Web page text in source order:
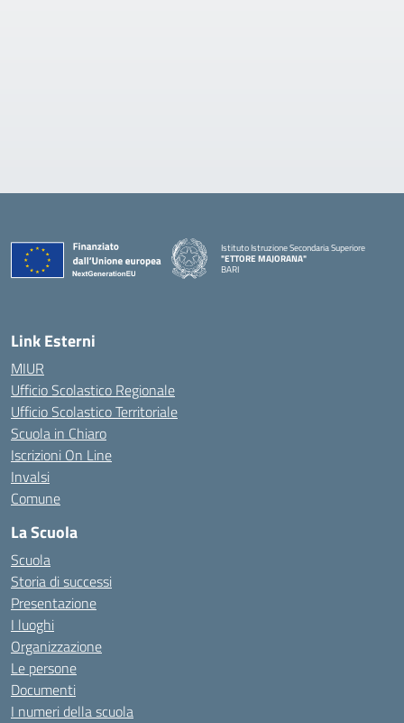
Istituto Istruzione Secondaria Superiore
"ETTORE MAJORANA"
BARI
Link Esterni
MIUR
Ufficio Scolastico Regionale
Ufficio Scolastico Territoriale
Scuola in Chiaro
Iscrizioni On Line
Invalsi
Comune
La Scuola
Scuola
Storia di successi
Presentazione
I luoghi
Organizzazione
Le persone
Documenti
I numeri della scuola